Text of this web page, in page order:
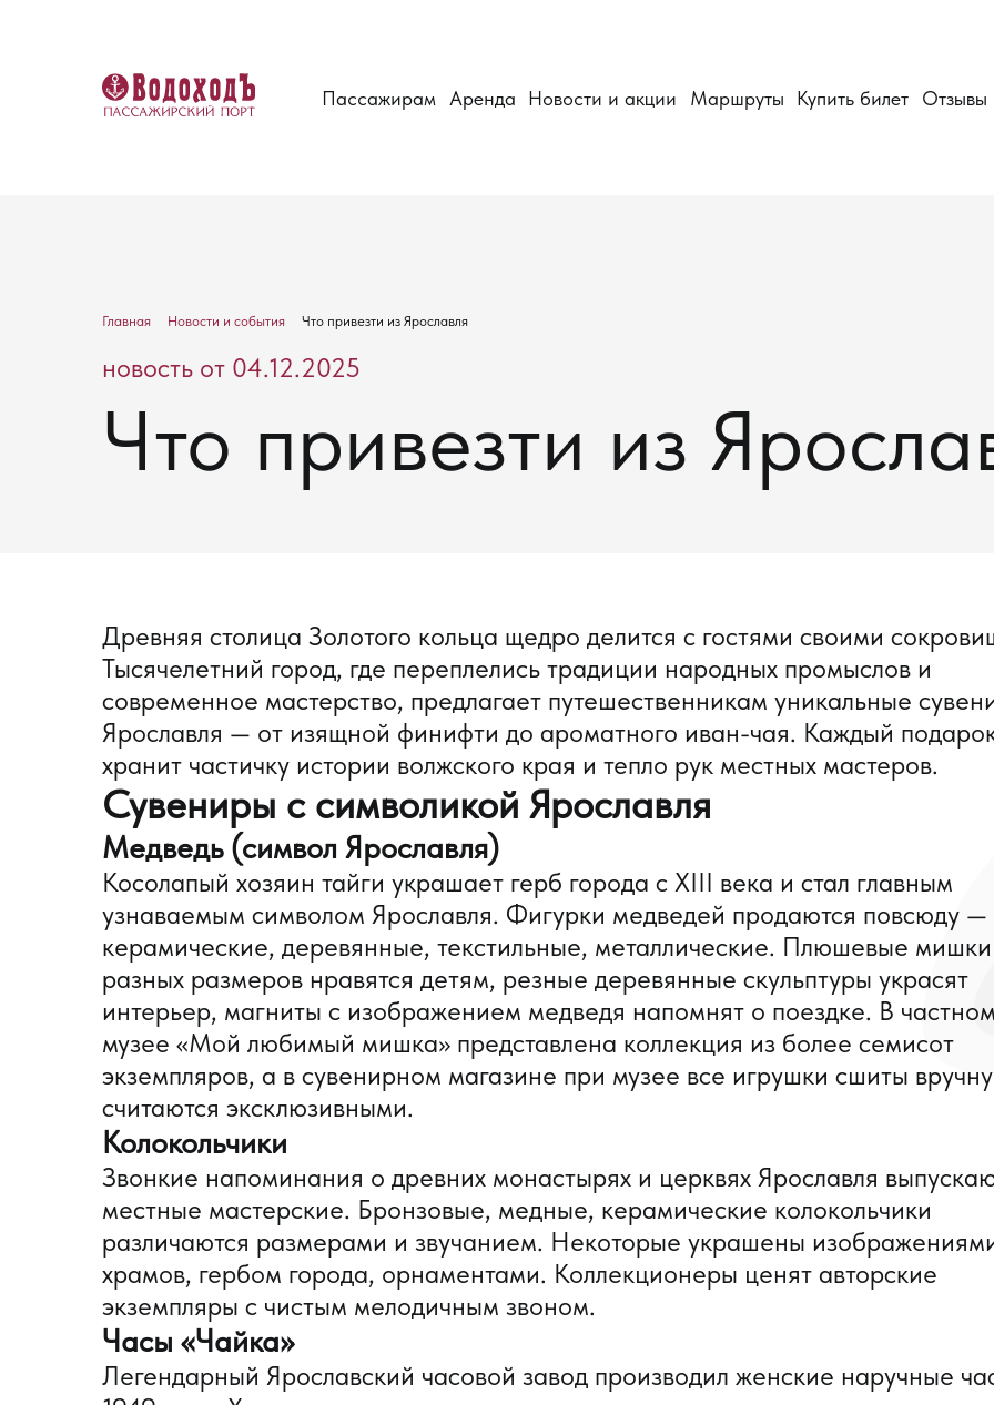
Пассажирам Аренда Новости и акции Маршруты Купить билет Отзывы
Главная Новости и события Что привезти из Ярославля
новость от 04.12.2025
Что привезти из
Древняя столица Золотого кольца щедро делится с гостями своими
Тысячелетний город, где переплелись традиции народных промыслов и
современное мастерство, предлагает путешественникам уникальные
Ярославля — от изящной финифти до ароматного иван-чая. Каждый
хранит частичку истории волжского края и тепло рук местных мастеров.
Сувениры с символикой Ярославля
Медведь (символ Ярославля)
Косолапый хозяин тайги украшает герб города с XIII века и стал главным
узнаваемым символом Ярославля. Фигурки медведей продаются повсюду —
керамические, деревянные, текстильные, металлические. Плюшевые мишки
разных размеров нравятся детям, резные деревянные скульптуры украсят
интерьер, магниты с изображением медведя напомнят о поездке. В частном
музее «Мой любимый мишка» представлена коллекция из более семисот
экземпляров, а в сувенирном магазине при музее все игрушки сшиты
считаются эксклюзивными.
Колокольчики
Звонкие напоминания о древних монастырях и церквях Ярославля
местные мастерские. Бронзовые, медные, керамические колокольчики
различаются размерами и звучанием. Некоторые украшены
храмов, гербом города, орнаментами. Коллекционеры ценят авторские
экземпляры с чистым мелодичным звоном.
Часы «Чайка»
Легендарный Ярославский часовой завод производил женские наручные